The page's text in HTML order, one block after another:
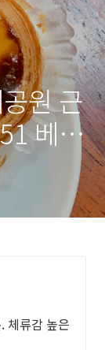
원 근
베이
체류감 높은